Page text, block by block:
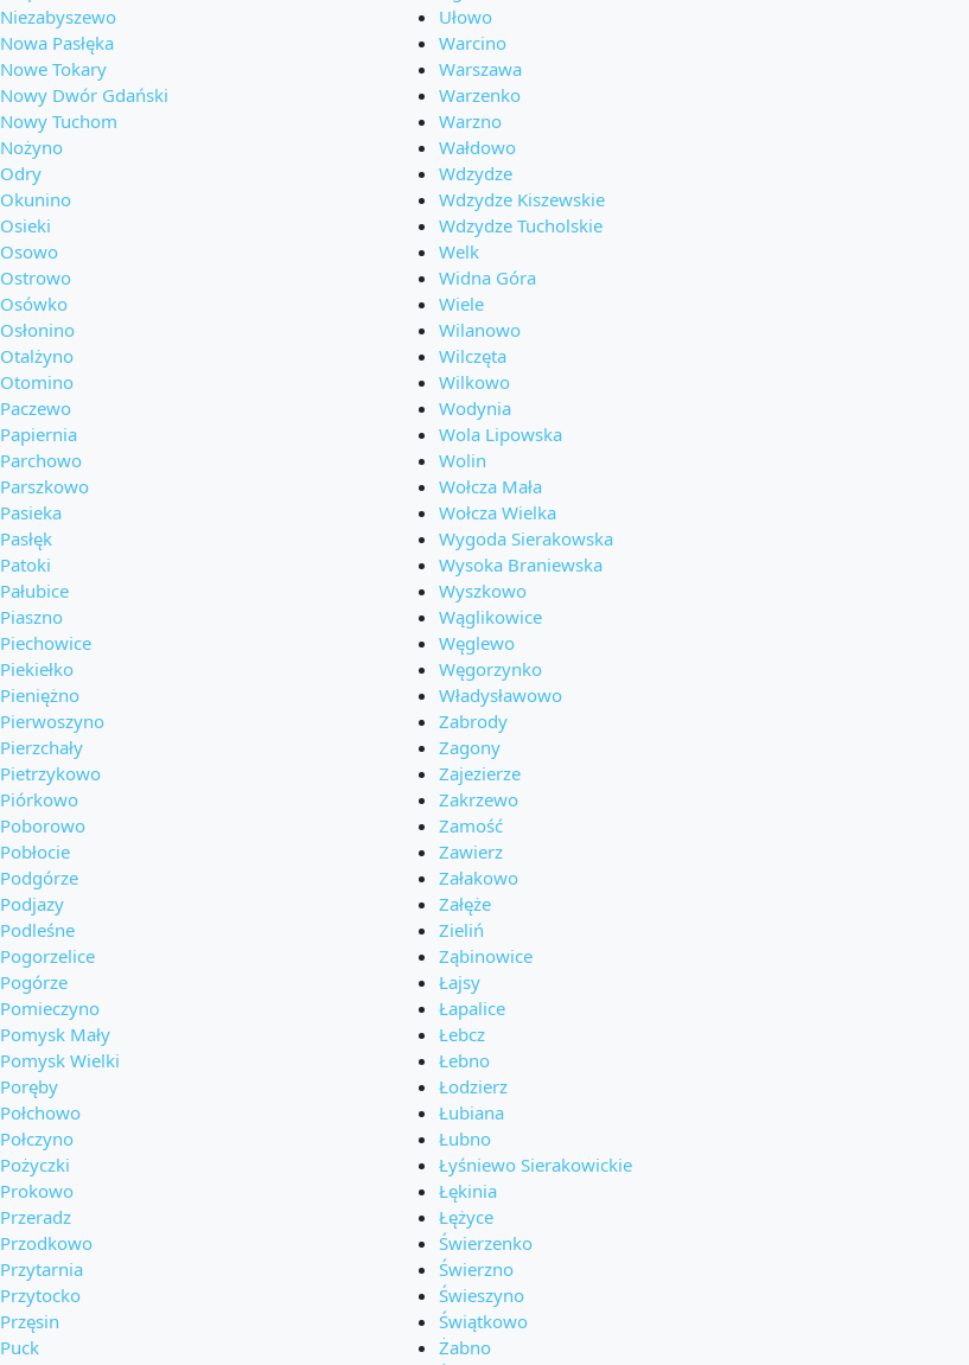
Niezabyszewo
Nowa Pasłęka
Nowe Tokary
Nowy Dwór Gdański
Nowy Tuchom
Nożyno
Odry
Okunino
Osieki
Osowo
Ostrowo
Osówko
Osłonino
Otalżyno
Otomino
Paczewo
Papiernia
Parchowo
Parszkowo
Pasieka
Pasłęk
Patoki
Pałubice
Piaszno
Piechowice
Piekiełko
Pieniężno
Pierwoszyno
Pierzchały
Pietrzykowo
Piórkowo
Poborowo
Pobłocie
Podgórze
Podjazy
Podleśne
Pogorzelice
Pogórze
Pomieczyno
Pomysk Mały
Pomysk Wielki
Poręby
Połchowo
Połczyno
Pożyczki
Prokowo
Przeradz
Przodkowo
Przytarnia
Przytocko
Przęsin
Puck
Ułowo
Warcino
Warszawa
Warzenko
Warzno
Wałdowo
Wdzydze
Wdzydze Kiszewskie
Wdzydze Tucholskie
Welk
Widna Góra
Wiele
Wilanowo
Wilczęta
Wilkowo
Wodynia
Wola Lipowska
Wolin
Wołcza Mała
Wołcza Wielka
Wygoda Sierakowska
Wysoka Braniewska
Wyszkowo
Wąglikowice
Węglewo
Węgorzynko
Władysławowo
Zabrody
Zagony
Zajezierze
Zakrzewo
Zamość
Zawierz
Załakowo
Załęże
Zieliń
Ząbinowice
Łajsy
Łapalice
Łebcz
Łebno
Łodzierz
Łubiana
Łubno
Łyśniewo Sierakowickie
Łękinia
Łężyce
Świerzenko
Świerzno
Świeszyno
Świątkowo
Żabno